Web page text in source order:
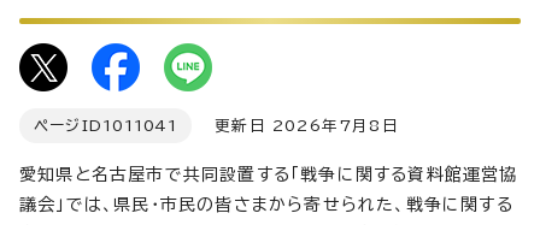
ページID 1011041 更新日 2026年7月8日
愛知県と名古屋市で共同設置する「戦争に関する資料館運営協
議会」では、県民・市民の皆さまから寄せられた、戦争に関する